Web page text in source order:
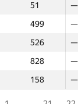
51
—
499
—
526
—
828
—
158 —
51
—
499
—
526
—
828
—
158 —